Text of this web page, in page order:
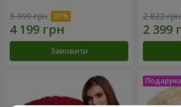
5 999 грн
Замовити
2 822 грн